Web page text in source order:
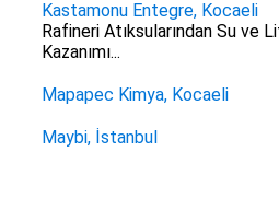
Kastamonu Entegre, Kocaeli
Rafineri Atıksularından Su ve
Kazanımı...
Mapapec Kimya, Kocaeli
Maybi, İstanbul